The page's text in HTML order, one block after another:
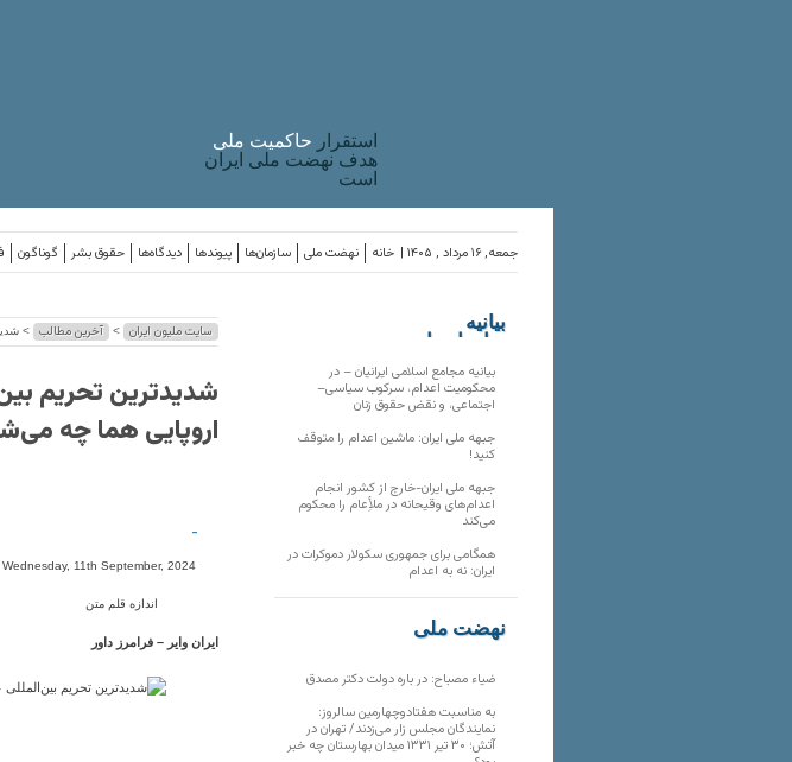
استقرار حاکميت ملی
هدف نهضت ملی ایران
است
گوناگون حقوق بشر دیدگاه‌ها پیوندها سازمان‌ها نهضت ملی خانه جمعه, ۱۶ مرداد , ۱۴۰۵ |
سایت ملیون ایران > آخرین مطالب >
شدیدترین تحریم
اروپایی‌ هما چه
-
Wednesday, 11th September, 2024
اندازه قلم متن
ایران وایر – فرامرز داور
بیانیه
سازمان‌های
بیانیه مجامع اسلامی ایرانیان – در
محکومیت اعدام، سرکوب سیاسی–
اجتماعی، و نقض حقوق زنان
جبهه ملی ایران: ماشین اعدام را متوقف
کنید!
جبهه ملی ایران-خارج از کشور انجام
اعدام‌های وقیحانه در ملأِعام را محکوم
می‌کند
همگامی برای جمهوری سکولار دموکرات در
ایران: نه به اعدام
نهضت ملی
ضیاء مصباح: در باره دولت دکتر مصدق
به مناسبت هفتادوچهارمین سالروز:
نمایندگان مجلس زار می‌زدند/ تهران در
آتش؛ ۳۰ تیر ۱۳۳۱ میدان بهارستان چه خبر